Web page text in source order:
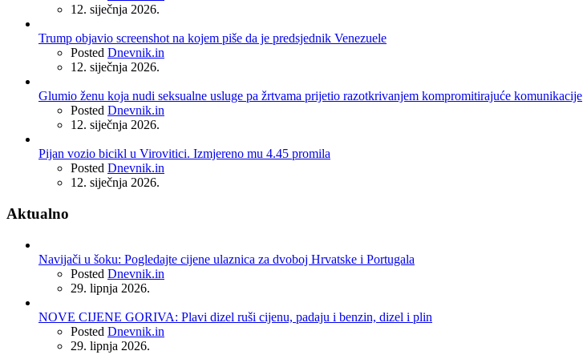
12. siječnja 2026.
Trump objavio screenshot na kojem piše da je predsjednik Venezuele
Posted Dnevnik.in
12. siječnja 2026.
Glumio ženu koja nudi seksualne usluge pa žrtvama prijetio razotkrivanjem kompromitirajuće komunikacije
Posted Dnevnik.in
12. siječnja 2026.
Pijan vozio bicikl u Virovitici. Izmjereno mu 4.45 promila
Posted Dnevnik.in
12. siječnja 2026.
Aktualno
Navijači u šoku: Pogledajte cijene ulaznica za dvoboj Hrvatske i Portugala
Posted Dnevnik.in
29. lipnja 2026.
NOVE CIJENE GORIVA: Plavi dizel ruši cijenu, padaju i benzin, dizel i plin
Posted Dnevnik.in
29. lipnja 2026.